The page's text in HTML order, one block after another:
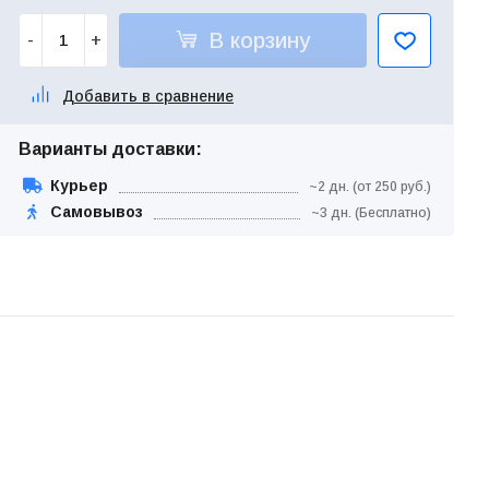
- + В корзину
Добавить в сравнение
Варианты доставки:
Курьер ~2 дн. (от 250 руб.)
Самовывоз ~3 дн. (Бесплатно)